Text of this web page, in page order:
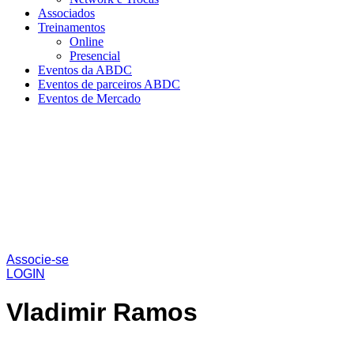
Associados
Treinamentos
Online
Presencial
Eventos da ABDC
Eventos de parceiros ABDC
Eventos de Mercado
Associe-se
LOGIN
Vladimir Ramos